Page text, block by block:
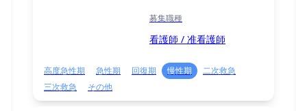
募集職種
看護師 / 准看護師
高度急性期 急性期 回復期 慢性期
二次救急
三次救急
その他